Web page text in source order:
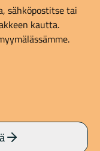
sähköpostitse tai
kautta.